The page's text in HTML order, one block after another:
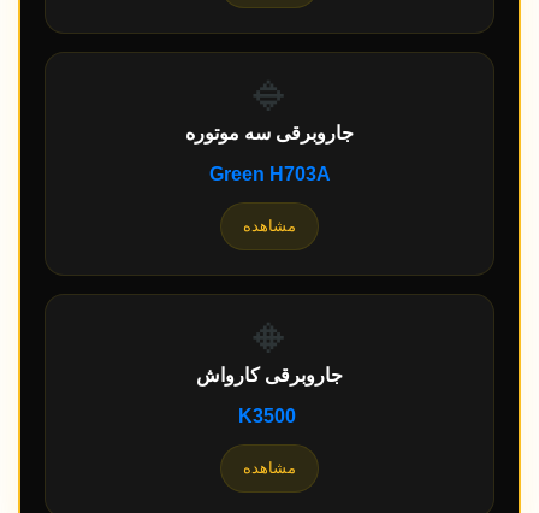
🔹
جاروبرقی سه موتوره
Green H703A
مشاهده
🔸
جاروبرقی کارواش
K3500
مشاهده